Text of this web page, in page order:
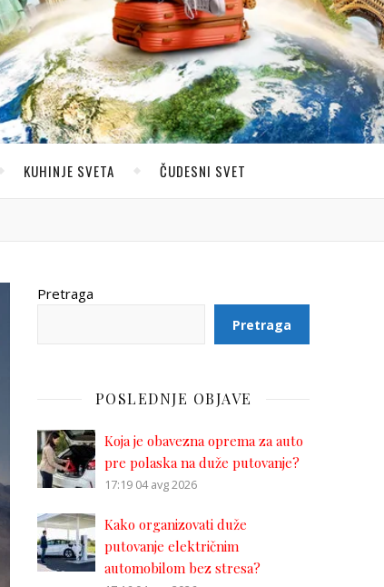
KUHINJE SVETA ČUDESNI SVET
Pretraga
Pretraga
POSLEDNJE OBJAVE
Koja je obavezna oprema za auto
pre polaska na duže putovanje?
17:19 04 avg 2026
Kako organizovati duže
putovanje električnim
automobilom bez stresa?